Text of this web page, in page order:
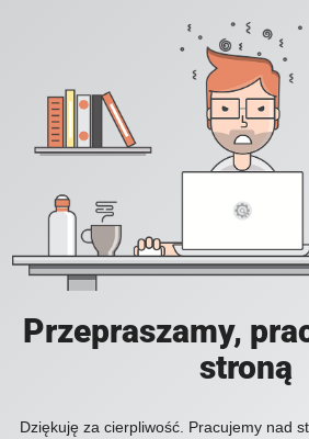
Przepraszamy,
stroną
Dziękuję za cierpliwość. Pracujemy nad